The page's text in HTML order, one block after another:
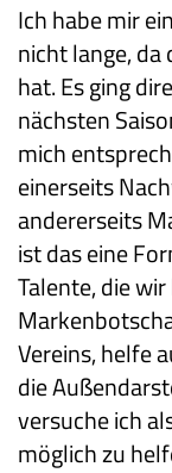
Ich habe mir
nicht lange, da
hat. Es ging
nächsten
mich
einerseits
andererseits
ist das eine
Talente, die
Vereins, helfe
die
versuche ich
möglich zu